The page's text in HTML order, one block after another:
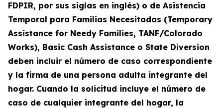
FDPIR, por sus siglas en inglés) o de Asistencia
Temporal para Familias Necesitadas (Temporary
Assistance for Needy Families, TANF/Colorado
Works), Basic Cash Assistance o State Diversion
deben incluir el número de caso correspondiente
y la firma de una persona adulta integrante del
hogar. Cuando la solicitud incluye el número de
caso de cualquier integrante del hogar, la